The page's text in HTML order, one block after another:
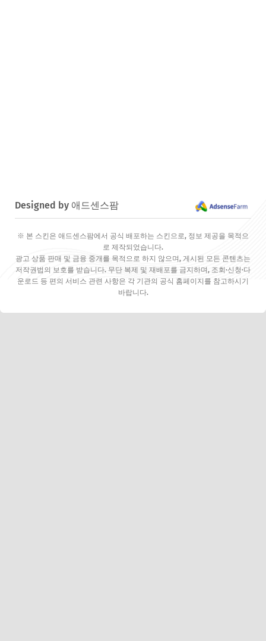
Designed by 애드센스팜
※ 본 스킨은 애드센스팜에서 공식 배포하는 스킨으로, 정보 제공을 목적으
로 제작되었습니다.
광고 상품 판매 및 금융 중개를 목적으로 하지 않으며, 게시된 모든 콘텐츠는
저작권법의 보호를 받습니다. 무단 복제 및 재배포를 금지하며, 조회·신청·다
운로드 등 편의 서비스 관련 사항은 각 기관의 공식 홈페이지를 참고하시기
바랍니다.